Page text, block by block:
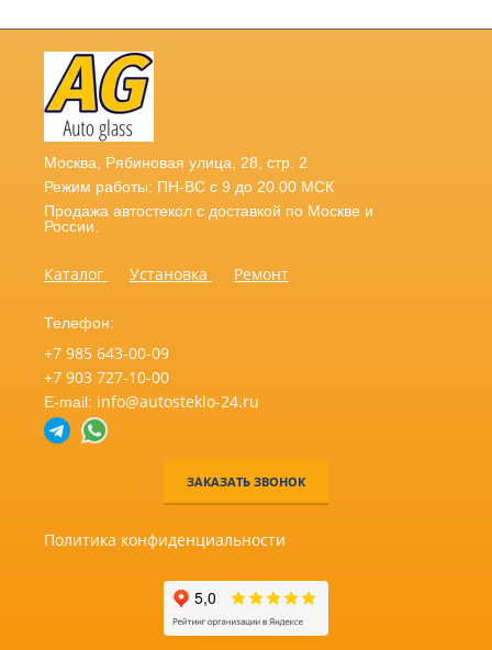
Москва, Рябиновая улица, 28, стр. 2
Режим работы: ПН-ВС с 9 до 20.00 МСК
Продажа автостекол с доставкой по Москве и
России.
Каталог Установка Ремонт
Телефон:
+7 985 643-00-09
+7 903 727-10-00
E-mail: info@autosteklo-24.ru
ЗАКАЗАТЬ ЗВОНОК
Политика конфиденциальности